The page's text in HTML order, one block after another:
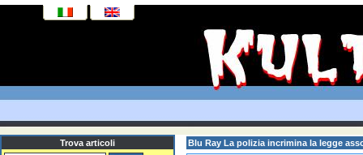
Trova articoli Blu Ray La polizia incrimina la legge